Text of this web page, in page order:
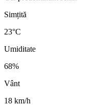
Simțită
23°C
Umiditate
68%
Vânt
18 km/h